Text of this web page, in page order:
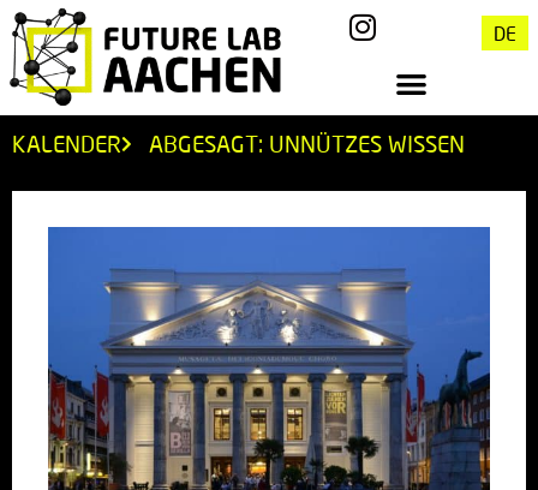
DE
KALENDER ABGESAGT: UNNÜTZES WISSEN